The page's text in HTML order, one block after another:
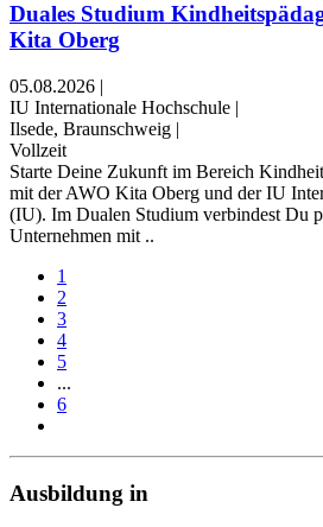
Duales Studium
Kita Oberg
05.08.2026 |
IU Internationale Hochschule |
Ilsede, Braunschweig |
Vollzeit
Starte Deine Zukunft im Bereich
mit der AWO Kita Oberg und der IU
(IU). Im Dualen Studium verbindest Du
Unternehmen mit ..
1
2
3
4
5
...
6
Ausbildung in